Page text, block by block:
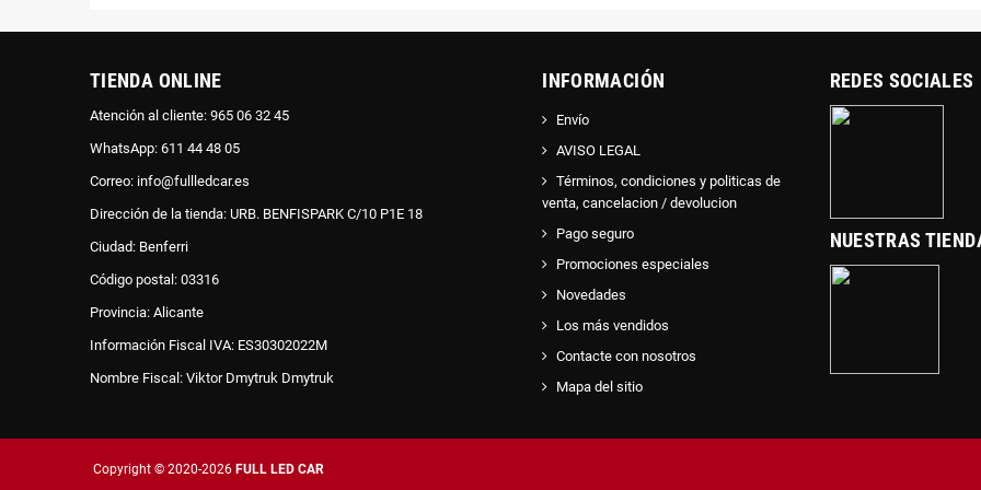
TIENDA ONLINE
Atención al cliente: 965 06 32 45
WhatsApp: 611 44 48 05
Correo: info@fullledcar.es
Dirección de la tienda: URB. BENFISPARK C/10 P1E 18
Ciudad: Benferri
Código postal: 03316
Provincia: Alicante
Información Fiscal IVA: ES30302022M
Nombre Fiscal: Viktor Dmytruk Dmytruk
INFORMACIÓN
Envío
AVISO LEGAL
Términos, condiciones y politicas de
venta, cancelacion / devolucion
Pago seguro
Promociones especiales
Novedades
Los más vendidos
Contacte con nosotros
Mapa del sitio
REDES SOCIALES
NUESTRAS
Copyright © 2020-2026 FULL LED CAR